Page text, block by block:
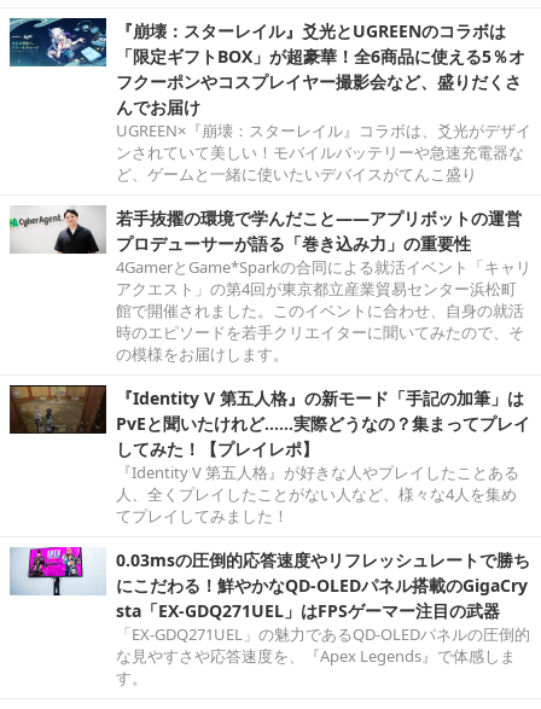
『崩壊：スターレイル』爻光とUGREENのコラボは
「限定ギフトBOX」が超豪華！全6商品に使える5％オ
フクーポンやコスプレイヤー撮影会など、盛りだくさ
んでお届け
UGREEN×『崩壊：スターレイル』コラボは、爻光がデザイ
ンされていて美しい！モバイルバッテリーや急速充電器な
ど、ゲームと一緒に使いたいデバイスがてんこ盛り
若手抜擢の環境で学んだこと――アプリボットの運営
プロデューサーが語る「巻き込み力」の重要性
4GamerとGame*Sparkの合同による就活イベント「キャリ
アクエスト」の第4回が東京都立産業貿易センター浜松町
館で開催されました。このイベントに合わせ、自身の就活
時のエピソードを若手クリエイターに聞いてみたので、そ
の模様をお届けします。
『Identity V 第五人格』の新モード「手記の加筆」は
PvEと聞いたけれど……実際どうなの？集まってプレイ
してみた！【プレイレポ】
『Identity V 第五人格』が好きな人やプレイしたことある
人、全くプレイしたことがない人など、様々な4人を集め
てプレイしてみました！
0.03msの圧倒的応答速度やリフレッシュレートで勝ち
にこだわる！鮮やかなQD-OLEDパネル搭載のGigaCry
sta「EX-GDQ271UEL」はFPSゲーマー注目の武器
「EX-GDQ271UEL」の魅力であるQD-OLEDパネルの圧倒的
な見やすさや応答速度を、『Apex Legends』で体感しま
す。